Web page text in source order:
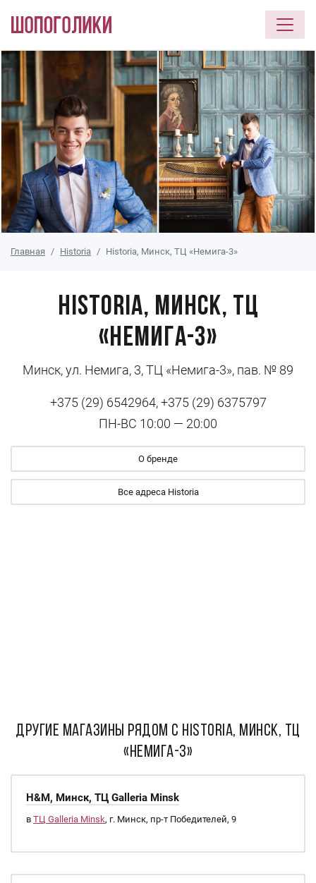
Перейти к основному содержанию
Главная Historia Historia, Минск, ТЦ «Немига-3»
Historia, Минск, ТЦ
«Немига-3»
Минск, ул. Немига, 3, ТЦ «Немига-3», пав. № 89
+375 (29) 6542964, +375 (29) 6375797
ПН-ВС 10:00 — 20:00
О бренде
Все адреса Historia
ДРУГИЕ МАГАЗИНЫ РЯДОМ С Historia, Минск, ТЦ
«Немига-3»
H&M, Минск, ТЦ Galleria Minsk
в ТЦ Galleria Minsk, г. Минск, пр-т Победителей, 9